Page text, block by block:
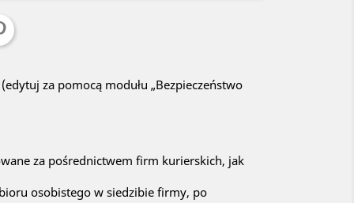
za pomocą modułu „Bezpieczeństwo
za pośrednictwem firm kurierskich, jak
osobistego w siedzibie firmy, po